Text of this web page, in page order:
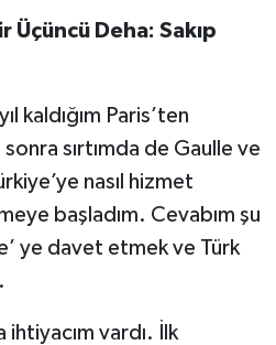
Üçüncü Deha: Sakıp
kaldığım Paris’ten
sırtımda de Gaulle ve
nasıl hizmet
başladım. Cevabım şu
ye davet etmek ve Türk
ihtiyacım vardı. İlk